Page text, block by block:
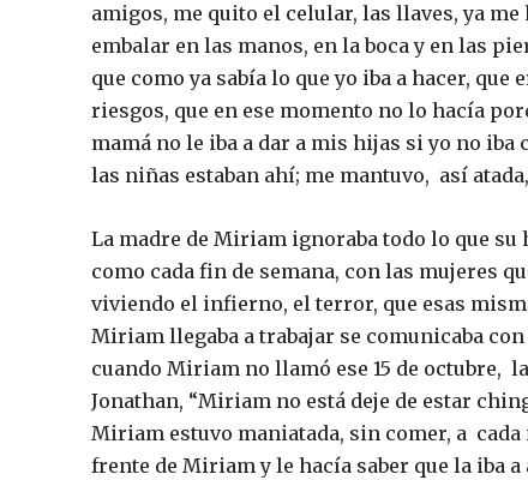
amigos, me quito el celular, las llaves, ya
embalar en las manos, en la boca y en las
que como ya sabía lo que yo iba a hacer,
riesgos, que en ese momento no lo hacía
mamá no le iba a dar a mis hijas si yo no iba
las niñas estaban ahí; me mantuvo, así
La madre de Miriam ignoraba todo lo que su
como cada fin de semana, con las mujeres
viviendo el infierno, el terror, que esas
Miriam llegaba a trabajar se comunicaba
cuando Miriam no llamó ese 15 de octubre,
Jonathan, “Miriam no está deje de estar
Miriam estuvo maniatada, sin comer, a
frente de Miriam y le hacía saber que la iba